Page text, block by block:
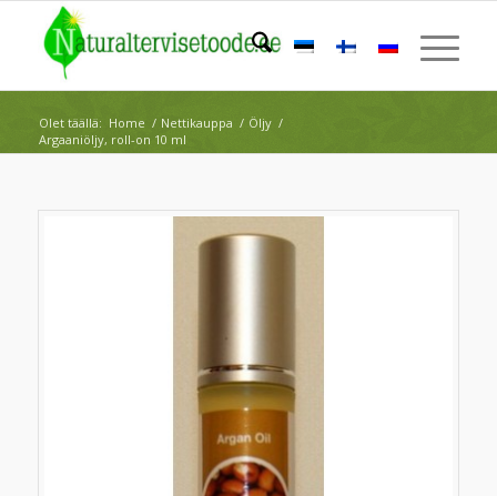
Olet täällä: Home / Nettikauppa / Öljy /
Argaaniöljy, roll-on 10 ml